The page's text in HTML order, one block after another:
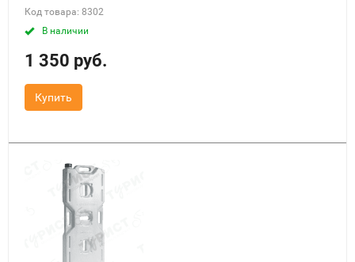
Код товара: 8302
В наличии
1 350 руб.
Купить